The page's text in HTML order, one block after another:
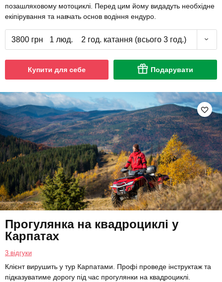
позашляховому мотоциклі. Перед цим йому видадуть необхідне
екіпірування та навчать основ водіння ендуро.
3800 грн 1 люд. 2 год. катання (всього 3 год.)
Купити для себе Подарувати
Прогулянка на квадроциклі у
Карпатах
3 відгуки
Клієнт вирушить у тур Карпатами. Профі проведе інструктаж та
підказуватиме дорогу під час прогулянки на квадроциклі.